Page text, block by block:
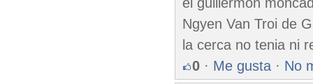
Ngyen Van Troi de
la cerca no tenia ni
0 · Me gusta · No